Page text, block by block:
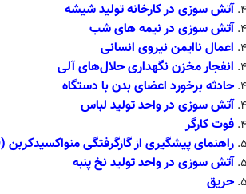
آتش سوزی در کارخانه تولید شیشه
آتش سوزی در نیمه های شب
اعمال ناایمن نیروی انسانی
انفجار مخزن نگهداری حلال‌های آلی
حادثه برخورد اعضای بدن با دستگاه
آتش سوزی در واحد تولید لباس
فوت کارگر
راهنمای پیشگیری از گازگرفتگی منواکسیدکربن (CO)
آتش سوزی در واحد تولید نخ پنبه
حریق